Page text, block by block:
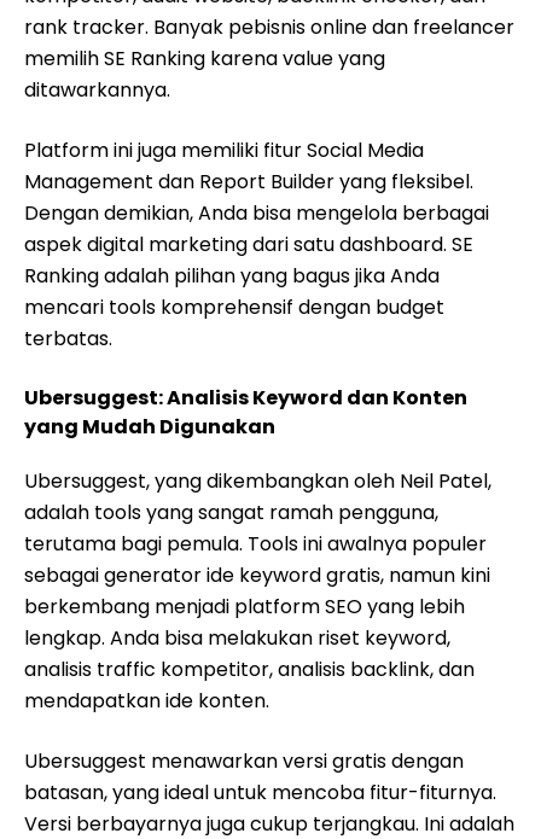
rank tracker. Banyak pebisnis online dan freelancer
memilih SE Ranking karena value yang
ditawarkannya.
Platform ini juga memiliki fitur Social Media
Management dan Report Builder yang fleksibel.
Dengan demikian, Anda bisa mengelola berbagai
aspek digital marketing dari satu dashboard. SE
Ranking adalah pilihan yang bagus jika Anda
mencari tools komprehensif dengan budget
terbatas.
Ubersuggest: Analisis Keyword dan Konten
yang Mudah Digunakan
Ubersuggest, yang dikembangkan oleh Neil Patel,
adalah tools yang sangat ramah pengguna,
terutama bagi pemula. Tools ini awalnya populer
sebagai generator ide keyword gratis, namun kini
berkembang menjadi platform SEO yang lebih
lengkap. Anda bisa melakukan riset keyword,
analisis traffic kompetitor, analisis backlink, dan
mendapatkan ide konten.
Ubersuggest menawarkan versi gratis dengan
batasan, yang ideal untuk mencoba fitur-fiturnya.
Versi berbayarnya juga cukup terjangkau. Ini adalah